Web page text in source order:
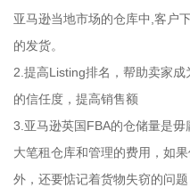
亚马逊当地市场的仓库中,客户
的发货。
2.提高Listing排名，帮助卖家
的信任度，提高销售额
3.亚马逊英国FBA的仓储量是
大笔租仓库和管理的费用，如
外，还要惦记着货物失窃的问